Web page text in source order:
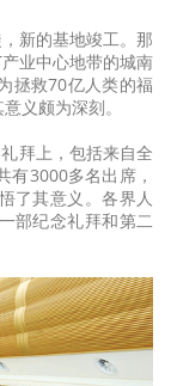
新的基地竣工。那
业中心地带的城南
拯救70亿人类的福
义颇为深刻。
拜上，包括来自全
有3000多名出席，
了其意义。各界人
部纪念礼拜和第二